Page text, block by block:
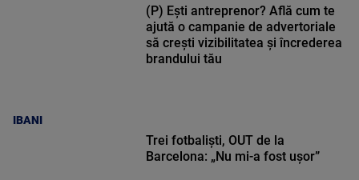
IBANI
(P) Ești antreprenor? Află cum te
ajută o campanie de advertoriale
să crești vizibilitatea și încrederea
brandului tău
Trei fotbaliști, OUT de la
Barcelona: „Nu mi-a fost ușor”